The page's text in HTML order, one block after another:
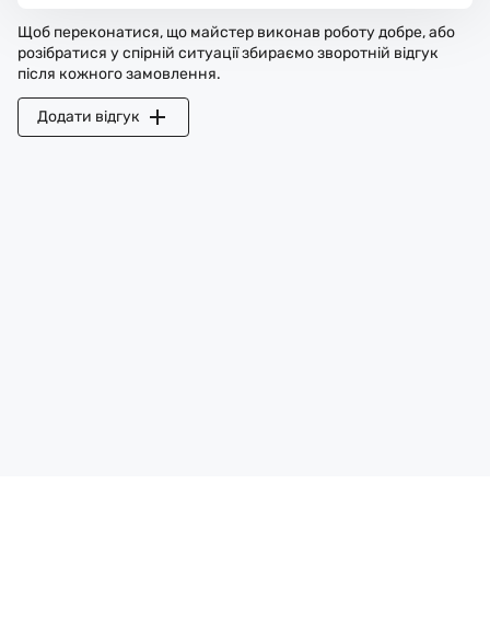
Щоб переконатися, що майстер виконав роботу добре, або
розібратися у спірній ситуації збираємо зворотній відгук
після кожного замовлення.
Додати відгук